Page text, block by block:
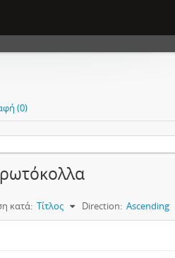
(0)
κατά: Τίτλος Direction: Ascending